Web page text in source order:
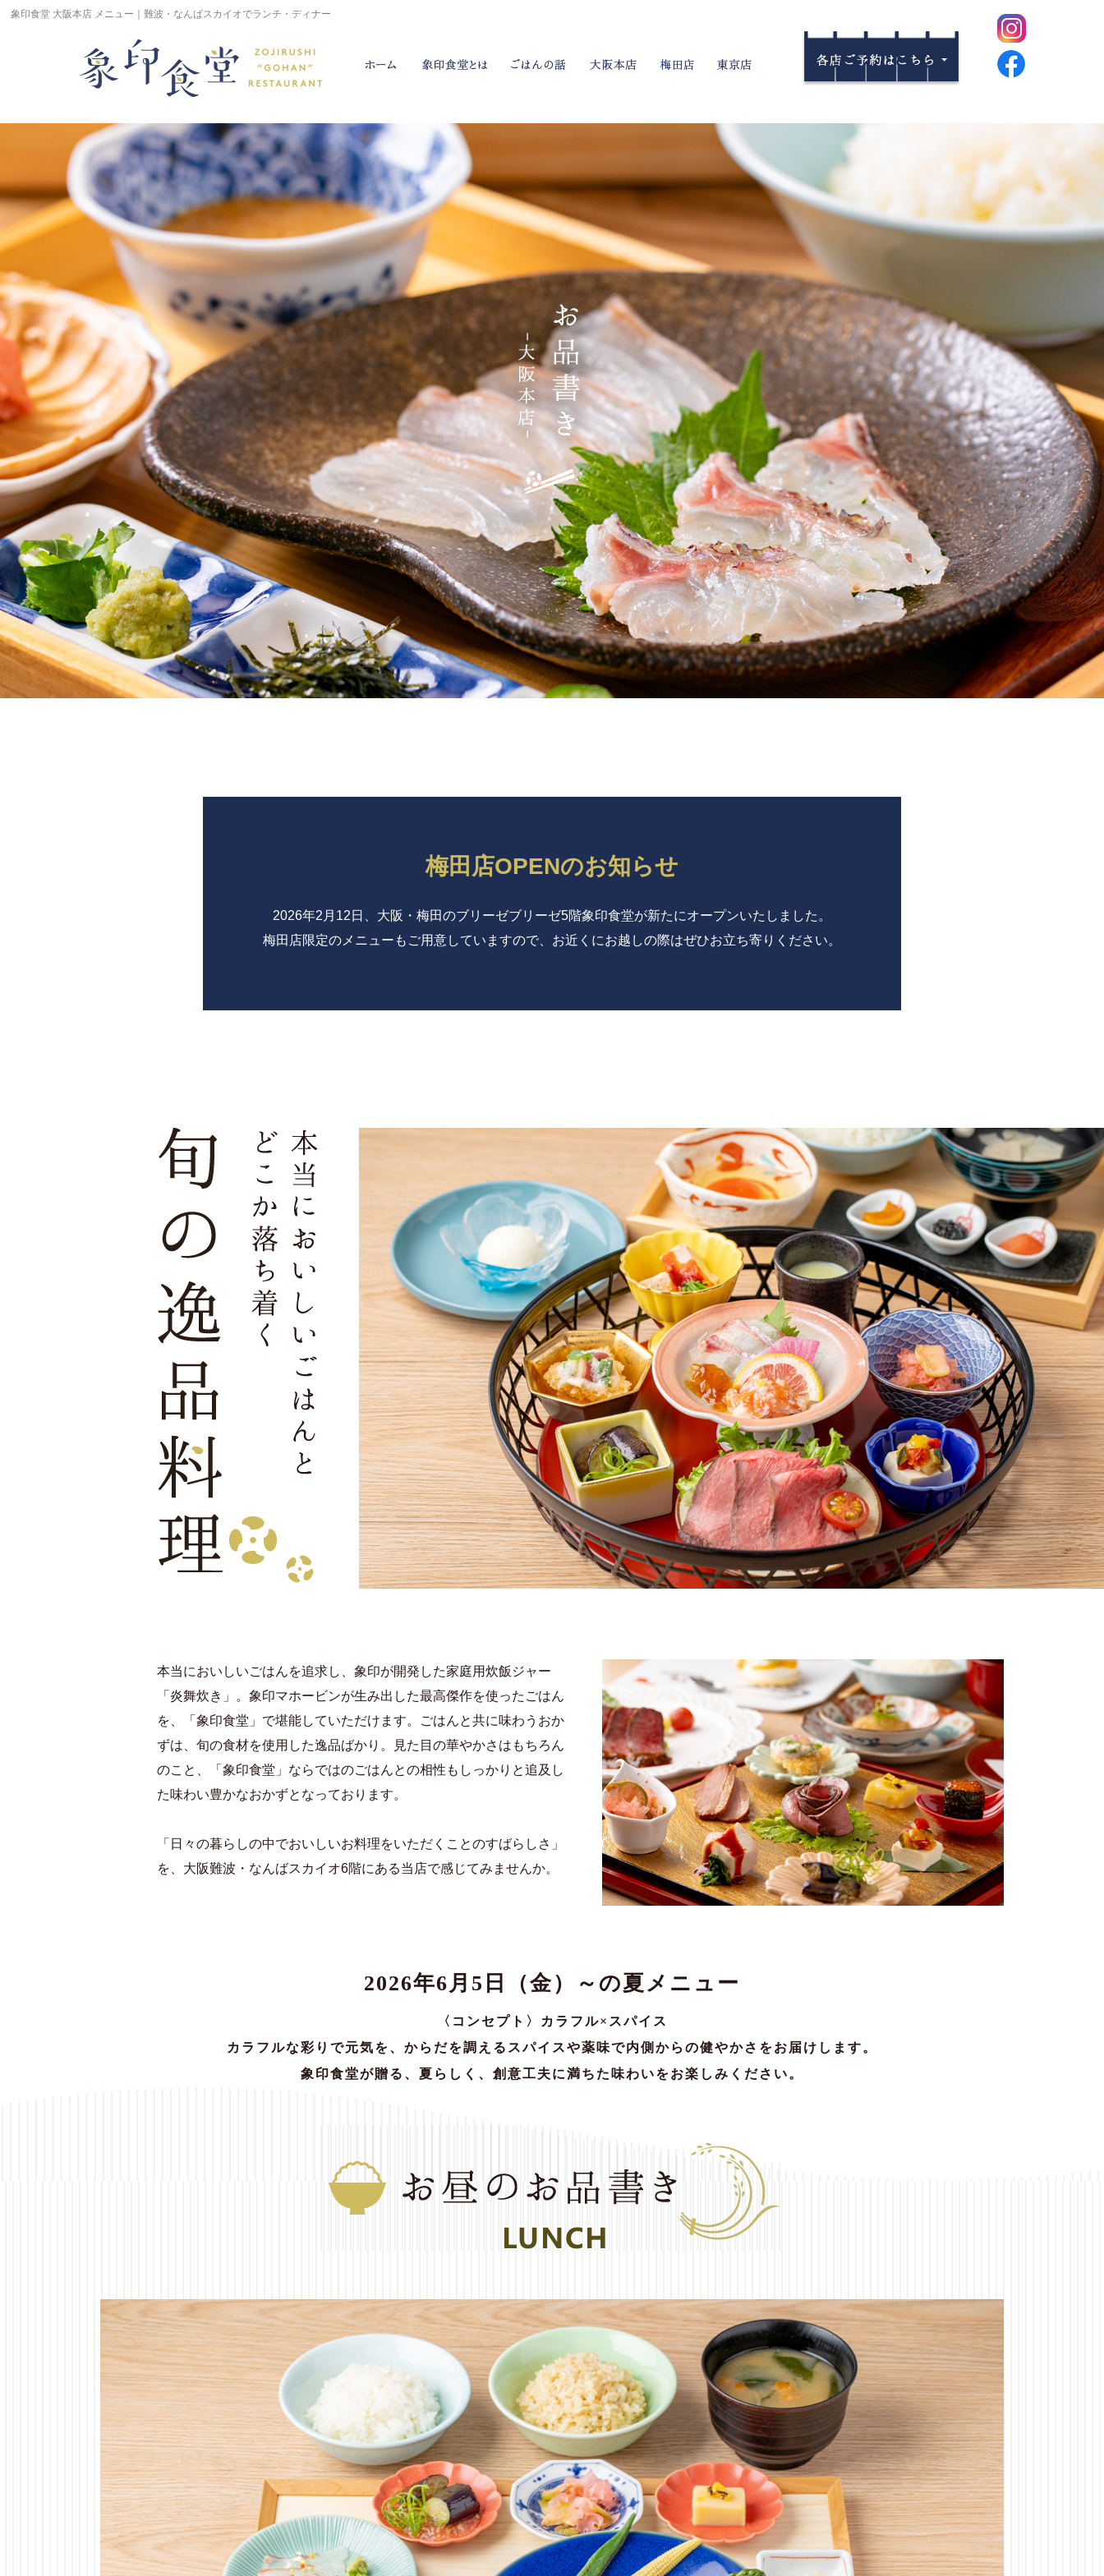
象印食堂 大阪本店 メニュー｜難波・なんばスカイオでランチ・ディナー
梅田店OPENのお知らせ
2026年2月12日、大阪・梅田のブリーゼブリーゼ5階象印食堂が新たにオープンいたしました。
梅田店限定のメニューもご用意していますので、お近くにお越しの際はぜひお立ち寄りください。
本当においしいごはんを追求し、象印が開発した家庭用炊飯ジャー
「炎舞炊き」。象印マホービンが生み出した最高傑作を使ったごはん
を、「象印食堂」で堪能していただけます。ごはんと共に味わうおか
ずは、旬の食材を使用した逸品ばかり。見た目の華やかさはもちろん
のこと、「象印食堂」ならではのごはんとの相性もしっかりと追及し
た味わい豊かなおかずとなっております。
「日々の暮らしの中でおいしいお料理をいただくことのすばらしさ」
を、大阪難波・なんばスカイオ6階にある当店で感じてみませんか。
2026年6月5日（金）～の夏メニュー
〈コンセプト〉カラフル×スパイス
カラフルな彩りで元気を、からだを調えるスパイスや薬味で内側からの健やかさをお届けします。
象印食堂が贈る、夏らしく、創意工夫に満ちた味わいをお楽しみください。